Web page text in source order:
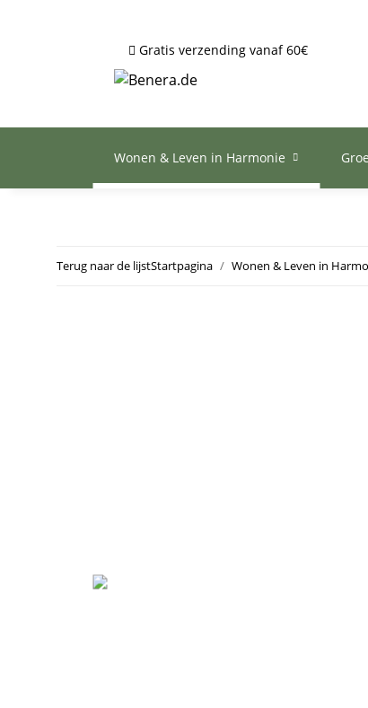
Gratis verzending vanaf 60€
Wonen & Leven in Harmonie
Terug naar de lijstStartpagina Wonen & Leven in